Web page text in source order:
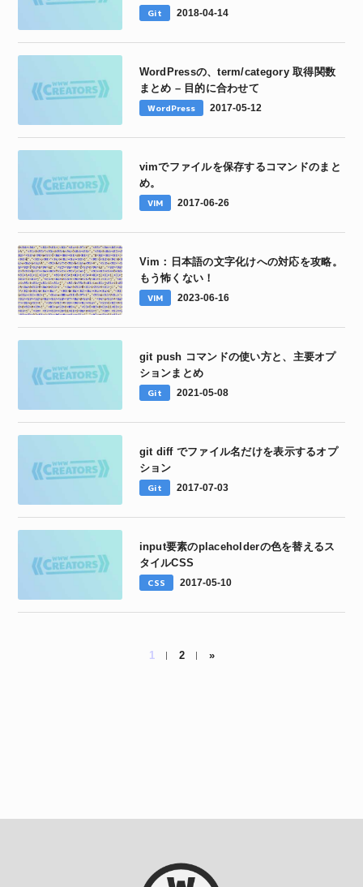
Git 2018-04-14
WordPressの、term/category 取得関数
まとめ – 目的に合わせて
WordPress 2017-05-12
vimでファイルを保存するコマンドのまと
め。
VIM 2017-06-26
Vim：日本語の文字化けへの対応を攻略。
もう怖くない！
VIM 2023-06-16
git push コマンドの使い方と、主要オプ
ションまとめ
Git 2021-05-08
git diff でファイル名だけを表示するオプ
ション
Git 2017-07-03
input要素のplaceholderの色を替えるス
タイルCSS
CSS 2017-05-10
1 2 »